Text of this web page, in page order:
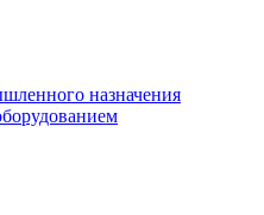
назначения